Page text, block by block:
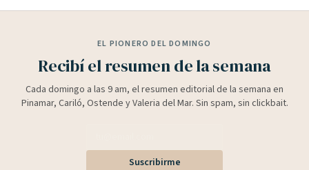
EL PIONERO DEL DOMINGO
Recibí el resumen de la semana
Cada domingo a las 9 am, el resumen editorial de la semana en
Pinamar, Cariló, Ostende y Valeria del Mar. Sin spam, sin clickbait.
Suscribirme